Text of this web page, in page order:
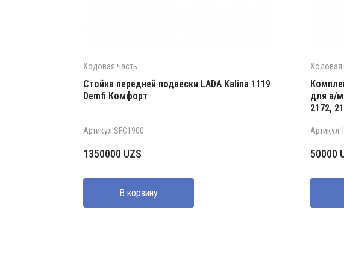
Ходовая часть
Стойка передней подвески LADA Kalina 1119
Demfi Комфорт
Артикул:SFC1900
1350000 UZS
В корзину
Ходовая
для а/м
2172,
50000